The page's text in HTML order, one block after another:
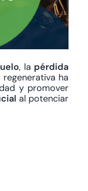
, la pérdida
ha
y promover
al potenciar